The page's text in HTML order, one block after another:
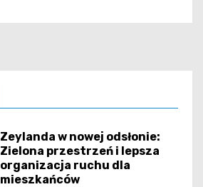
Zeylanda w nowej odsłonie:
Zielona przestrzeń i lepsza
organizacja ruchu dla
mieszkańców